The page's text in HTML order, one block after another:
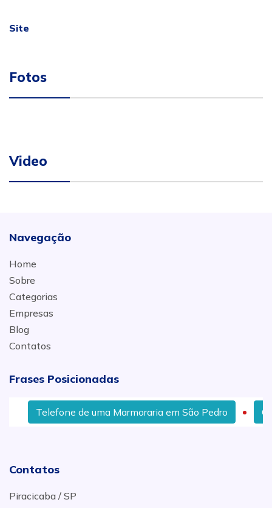
Site
Fotos
Video
Navegação
Home
Sobre
Categorias
Empresas
Blog
Contatos
Frases Posicionadas
Telefone de uma Marmoraria em São Pedro
Contatos
Piracicaba / SP